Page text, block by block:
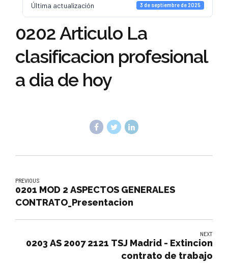
Última actualización 3 de septiembre de 2025
0202 Articulo La
clasificacion profesional
a dia de hoy
PREVIOUS
0201 MOD 2 ASPECTOS GENERALES
CONTRATO_Presentacion
NEXT
0203 AS 2007 2121 TSJ Madrid - Extincion
contrato de trabajo